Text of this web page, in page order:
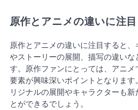
原作とアニメの違いに注目
原作とアニメの違いに注目すると
やストーリーの展開、描写の違いな
す。原作ファンにとっては、アニメ
要素が興味深いポイントとなります
リジナルの展開やキャラクターも新
とができるでしょう。